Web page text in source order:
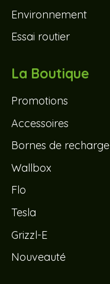
Environnement
Essai routier
La Boutique
Promotions
Accessoires
Bornes de recharge
Wallbox
Flo
Tesla
Grizzl-E
Nouveauté